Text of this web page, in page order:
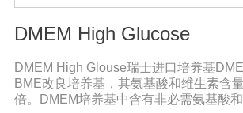
DMEM High Glucose
DMEM High Glouse瑞士进口培养基
BME改良培养基，其氨基酸和维生素含
倍。DMEM培养基中含有非必需氨基酸